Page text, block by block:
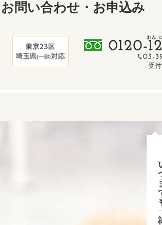
お問い合わせ・お申込み
受